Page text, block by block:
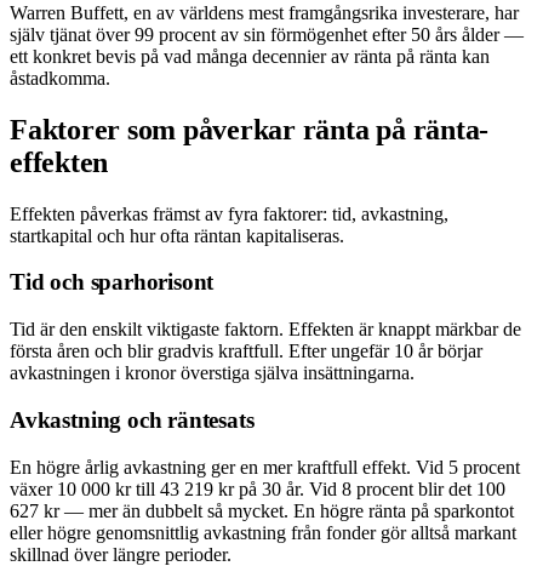
Warren Buffett, en av världens mest framgångsrika investerare, har
själv tjänat över 99 procent av sin förmögenhet efter 50 års ålder —
ett konkret bevis på vad många decennier av ränta på ränta kan
åstadkomma.
Faktorer som påverkar ränta på ränta-
effekten
Effekten påverkas främst av fyra faktorer: tid, avkastning,
startkapital och hur ofta räntan kapitaliseras.
Tid och sparhorisont
Tid är den enskilt viktigaste faktorn. Effekten är knappt märkbar de
första åren och blir gradvis kraftfull. Efter ungefär 10 år börjar
avkastningen i kronor överstiga själva insättningarna.
Avkastning och räntesats
En högre årlig avkastning ger en mer kraftfull effekt. Vid 5 procent
växer 10 000 kr till 43 219 kr på 30 år. Vid 8 procent blir det 100
627 kr — mer än dubbelt så mycket. En högre ränta på sparkontot
eller högre genomsnittlig avkastning från fonder gör alltså markant
skillnad över längre perioder.